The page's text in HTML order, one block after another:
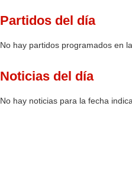
Partidos del día
No hay partidos programados en
Noticias del día
No hay noticias para la fecha